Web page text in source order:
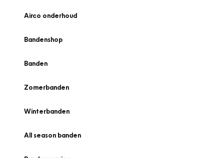
Airco onderhoud
Bandenshop
Banden
Zomerbanden
Winterbanden
All season banden